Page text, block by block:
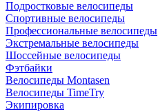
Подростковые велосипеды
Спортивные велосипеды
Профессиональные велосипеды
Экстремальные велосипеды
Шоссейные велосипеды
Фэтбайки
Велосипеды Montasen
Велосипеды TimeTry
Экипировка